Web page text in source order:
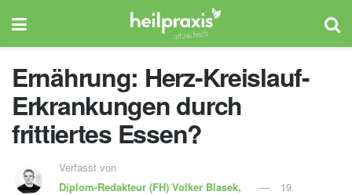
Ernährung: Herz-Kreislauf-
Erkrankungen durch
frittiertes Essen?
Verfasst von
Diplom-Redakteur (FH) Volker Blasek,
19.